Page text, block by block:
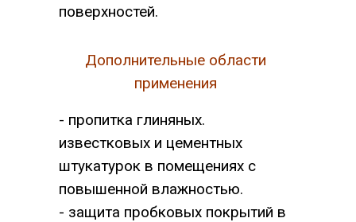
поверхностей.
Дополнительные области
применения
- пропитка глиняных.
известковых и цементных
штукатурок в помещениях с
повышенной влажностью.
- защита пробковых покрытий в